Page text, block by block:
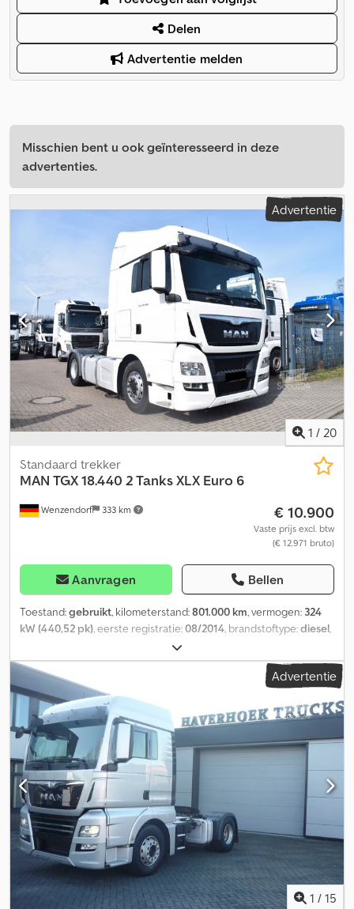
Delen
Advertentie melden
Misschien bent u ook geïnteresseerd in deze
advertenties.
Advertentie
1 / 20
Wenzendorf 333 km
Standaard trekker
MAN TGX 18.440 2 Tanks XLX Euro 6
€ 10.900
Vaste prijs excl. btw
(€ 12.971 bruto)
Aanvragen Bellen
Toestand:gebruikt, kilometerstand:801.000 km, vermogen: 324
kW (440,52 pk) , eerste registratie:08/2014 , brandstoftype:diesel
, asconfiguratie:
overbrenging:automatisch, emissieklasse:Euro 6, Uitrusting:ABS,
airconditioning, elektronisch stabiliteitsprogramma (ESP),
standkachel
, MAN TGX 18.440 4x2 trekker, Euro 6, XLX cabine met
2 slaapplaatsen, dak- en zijkantspoilers, differentieelslot,
automatische transmissie, blad-lucht geveerd, automatische
airconditioning, standkachel, stoelverwarming, zonneklep, 2
brandstoftanks 580 L/580 L, dakluik, luchthoorns, koelvak,
radio/cd, elektrische ramen. Eerste eigenaar Credpfx Anottpv
Eogef Onderhoudsboekje aanwezig 3 stuks beschikbaar
Advertentie
1 / 15